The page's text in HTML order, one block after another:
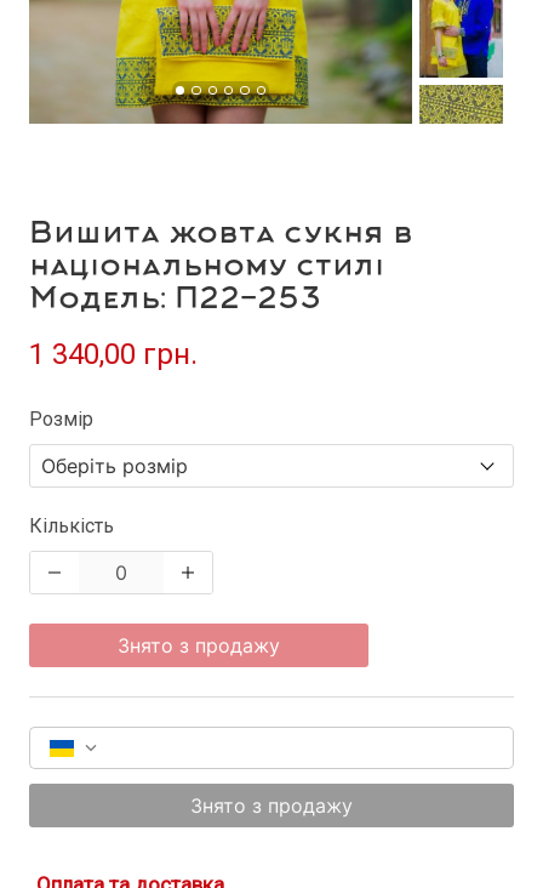
Вишита жовта сукня в
національному стилі
Модель: П22-253
1 340,00 грн.
Розмір
Кількість
Знято з продажу
Знято з продажу